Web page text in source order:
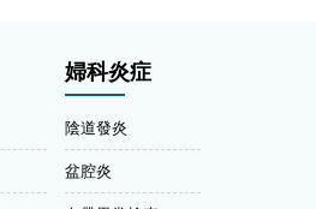
婦科炎症
陰道發炎
盆腔炎